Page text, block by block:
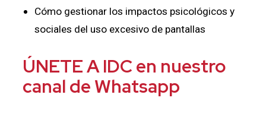
Cómo gestionar los impactos psicológicos y
sociales del uso excesivo de pantallas
ÚNETE A IDC en nuestro
canal de Whatsapp